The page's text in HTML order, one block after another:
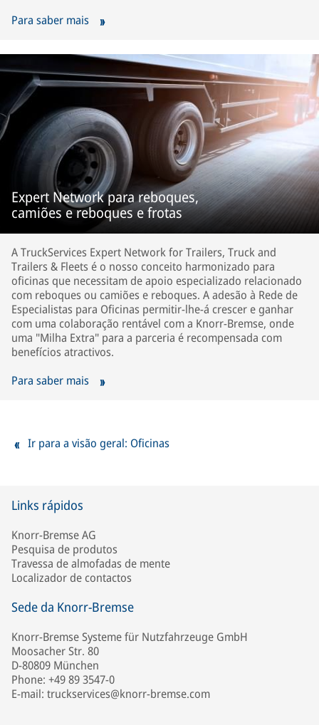
Para saber mais
Expert Network para reboques,
camiões e reboques e frotas
A TruckServices Expert Network for Trailers, Truck and
Trailers & Fleets é o nosso conceito harmonizado para
oficinas que necessitam de apoio especializado relacionado
com reboques ou camiões e reboques. A adesão à Rede de
Especialistas para Oficinas permitir-lhe-á crescer e ganhar
com uma colaboração rentável com a Knorr-Bremse, onde
uma "Milha Extra" para a parceria é recompensada com
benefícios atractivos.
Para saber mais
Ir para a visão geral: Oficinas
Links rápidos
Knorr-Bremse AG
Pesquisa de produtos
Travessa de almofadas de mente
Localizador de contactos
Sede da Knorr-Bremse
Knorr-Bremse Systeme für Nutzfahrzeuge GmbH
Moosacher Str. 80
D-80809 München
Phone: +49 89 3547-0
E-mail: truckservices@knorr-bremse.com